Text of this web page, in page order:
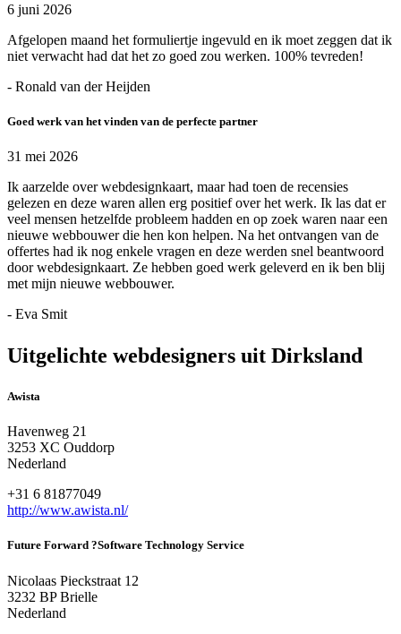
6 juni 2026
Afgelopen maand het formuliertje ingevuld en ik moet zeggen dat ik
niet verwacht had dat het zo goed zou werken. 100% tevreden!
- Ronald van der Heijden
Goed werk van het vinden van de perfecte partner
31 mei 2026
Ik aarzelde over webdesignkaart, maar had toen de recensies
gelezen en deze waren allen erg positief over het werk. Ik las dat er
veel mensen hetzelfde probleem hadden en op zoek waren naar een
nieuwe webbouwer die hen kon helpen. Na het ontvangen van de
offertes had ik nog enkele vragen en deze werden snel beantwoord
door webdesignkaart. Ze hebben goed werk geleverd en ik ben blij
met mijn nieuwe webbouwer.
- Eva Smit
Uitgelichte webdesigners uit Dirksland
Awista
Havenweg 21
3253 XC Ouddorp
Nederland
+31 6 81877049
http://www.awista.nl/
Future Forward ?Software Technology Service
Nicolaas Pieckstraat 12
3232 BP Brielle
Nederland